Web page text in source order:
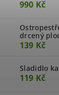
990 Kč
drcený
139 Kč
Sladidlo
119 Kč